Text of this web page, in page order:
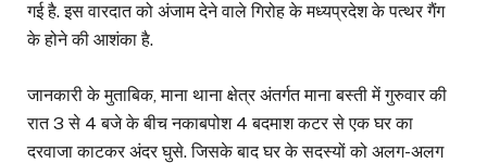
गई है. इस वारदात को अंजाम देने वाले गिरोह के मध्यप्रदेश के पत्थर गैंग
के होने की आशंका है.
जानकारी के मुताबिक, माना थाना क्षेत्र अंतर्गत माना बस्ती में गुरुवार की
रात 3 से 4 बजे के बीच नकाबपोश 4 बदमाश कटर से एक घर का
दरवाजा काटकर अंदर घुसे. जिसके बाद घर के सदस्यों को अलग-अलग